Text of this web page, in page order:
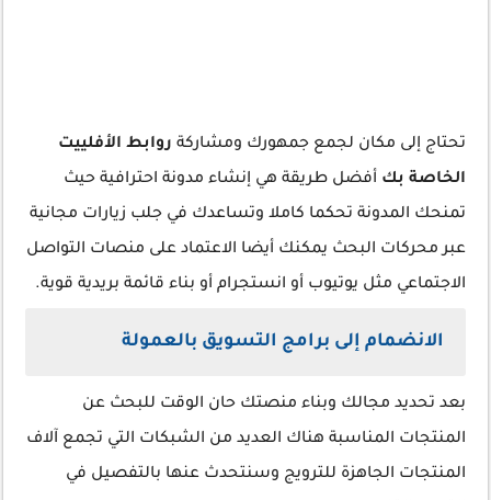
تحتاج إلى مكان لجمع جمهورك ومشاركة روابط الأفلييت
الخاصة بك أفضل طريقة هي إنشاء مدونة احترافية حيث
تمنحك المدونة تحكما كاملا وتساعدك في جلب زيارات مجانية
عبر محركات البحث يمكنك أيضا الاعتماد على منصات التواصل
الاجتماعي مثل يوتيوب أو انستجرام أو بناء قائمة بريدية قوية.
الانضمام إلى برامج التسويق بالعمولة
بعد تحديد مجالك وبناء منصتك حان الوقت للبحث عن
المنتجات المناسبة هناك العديد من الشبكات التي تجمع آلاف
المنتجات الجاهزة للترويج وسنتحدث عنها بالتفصيل في